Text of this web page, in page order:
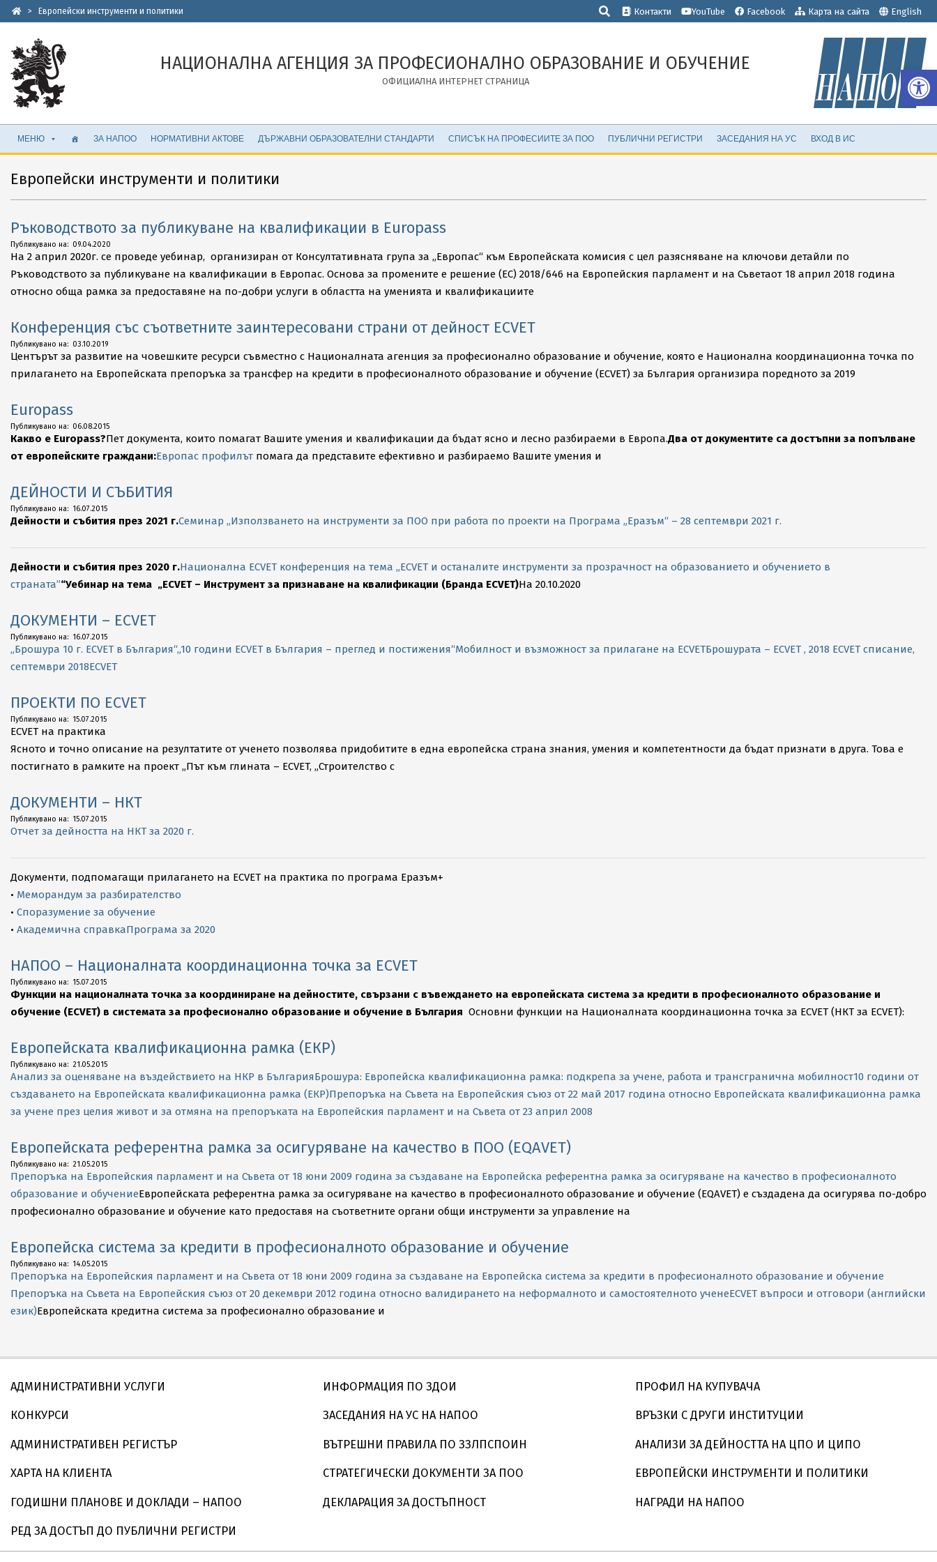
Skip
to
content
> Европейски инструменти и политики
Търсене
Контакти YouTube Facebook Карта на сайта English
НАЦИОНАЛНА АГЕНЦИЯ ЗА ПРОФЕСИОНАЛНО ОБРАЗОВАНИЕ И ОБУЧЕНИЕ
ОФИЦИАЛНА ИНТЕРНЕТ СТРАНИЦА
Secondary
Navigation
ЗА НАПОО НОРМАТИВНИ АКТОВЕ ДЪРЖАВНИ ОБРАЗОВАТЕЛНИ СТАНДАРТИ СПИСЪК НА ПРОФЕСИИТЕ ЗА ПОО ПУБЛИЧНИ РЕГИСТРИ ЗАСЕДАНИЯ НА УС ВХОД В ИС
МЕНЮ
Европейски инструменти и политики
Ръководството за публикуване на квалификации в Europass
2020-
04-
09
Публикувано на: 09.04.2020
На 2 април 2020г. се проведе уебинар, организиран от Консултативната група за „Европас“ към Европейската комисия с цел разясняване на ключови детайли по
Ръководството за публикуване на квалификации в Европас. Основа за промените е решение (ЕС) 2018/646 на Европейския парламент и на Съветаот 18 април 2018 година
относно обща рамка за предоставяне на по-добри услуги в областта на уменията и квалификациите
Конференция със съответните заинтересовани страни от дейност ECVET
2019-
10-
03
Публикувано на: 03.10.2019
Центърът за развитие на човешките ресурси съвместно с Националната агенция за професионално образование и обучение, която е Национална координационна точка по
прилагането на Европейската препоръка за трансфер на кредити в професионалното образование и обучение (ECVET) за България организира поредното за 2019
Europass
2015-
08-
06
Публикувано на: 06.08.2015
Какво е Europass?Пет документа, които помагат Вашите умения и квалификации да бъдат ясно и лесно разбираеми в Европа.Два от документите са достъпни за попълване
от европейските граждани:Европас профилът помага да представите ефективно и разбираемо Вашите умения и
ДЕЙНОСТИ И СЪБИТИЯ
2015-
07-
16
Публикувано на: 16.07.2015
Дейности и събития през 2021 г.Семинар „Използването на инструменти за ПОО при работа по проекти на Програма „Еразъм“ – 28 септември 2021 г.
Дейности и събития през 2020 г.Национална ЕCVET конференция на тема „ECVET и останалите инструменти за прозрачност на образованието и обучението в
страната”“Уебинар на тема „ECVET – Инструмент за признаване на квалификации (Бранда ECVET)На 20.10.2020
ДОКУМЕНТИ – ECVET
2015-
07-
16
Публикувано на: 16.07.2015
„Брошура 10 г. ECVET в България“„10 години ECVET в България – преглед и постижения“Мобилност и възможност за прилагане на ECVETБрошурата – ECVET , 2018 ECVET списание,
септември 2018ECVET
ПРОЕКТИ ПО ECVET
2015-
07-
15
Публикувано на: 15.07.2015
ECVET на практика
Ясното и точно описание на резултатите от ученето позволява придобитите в една европейска страна знания, умения и компетентности да бъдат признати в друга. Това е
постигнато в рамките на проект „Път към глината – ECVET, „Строителство с
ДОКУМЕНТИ – НКТ
2015-
07-
15
Публикувано на: 15.07.2015
Отчет за дейността на НКТ за 2020 г.
Документи, подпомагащи прилагането на ECVET на практика по програма Еразъм+
• Меморандум за разбирателство
• Споразумение за обучение
• Академична справкаПрограма за 2020
НАПОО – Националната координационна точка за ECVET
2015-
07-
15
Публикувано на: 15.07.2015
Функции на националната точка за координиране на дейностите, свързани с въвеждането на европейската система за кредити в професионалното образование и
обучение (ECVET) в системата за професионално образование и обучение в България Основни функции на Националната координационна точка за ECVET (НКТ за ECVET):
Европейската квалификационна рамка (ЕКР)
2015-
05-
21
Публикувано на: 21.05.2015
Анализ за оценяване на въздействието на НКР в БългарияБрошура: Европейска квалификационна рамка: подкрепа за учене, работа и трансгранична мобилност10 години от
създаването на Европейската квалификационна рамка (ЕКР)Препоръка на Съвета на Европейския съюз от 22 май 2017 година относно Европейската квалификационна рамка
за учене през целия живот и за отмяна на препоръката на Европейския парламент и на Съвета от 23 април 2008
Европейската референтна рамка за осигуряване на качество в ПОО (EQAVET)
2015-
05-
21
Публикувано на: 21.05.2015
Препоръка на Европейския парламент и на Съвета от 18 юни 2009 година за създаване на Европейска референтна рамка за осигуряване на качество в професионалното
образование и обучениеЕвропейската референтна рамка за осигуряване на качество в професионалното образование и обучение (EQAVET) е създадена да осигурява по-добро
професионално образование и обучение като предоставя на съответните органи общи инструменти за управление на
Европейска система за кредити в професионалното образование и обучение
2015-
05-
14
Публикувано на: 14.05.2015
Препоръка на Европейския парламент и на Съвета от 18 юни 2009 година за създаване на Европейска система за кредити в професионалното образование и обучение
Препоръка на Съвета на Европейския съюз от 20 декември 2012 година относно валидирането на неформалното и самостоятелното ученеECVET въпроси и отговори (английски
език)Европейската кредитна система за професионално образование и
АДМИНИСТРАТИВНИ УСЛУГИ
КОНКУРСИ
АДМИНИСТРАТИВЕН РЕГИСТЪР
ХАРТА НА КЛИЕНТА
ГОДИШНИ ПЛАНОВЕ И ДОКЛАДИ – НАПОО
РЕД ЗА ДОСТЪП ДО ПУБЛИЧНИ РЕГИСТРИ
ИНФОРМАЦИЯ ПО ЗДОИ
ЗАСЕДАНИЯ НА УС НА НАПОО
ВЪТРЕШНИ ПРАВИЛА ПО ЗЗЛПСПОИН
СТРАТЕГИЧЕСКИ ДОКУМЕНТИ ЗА ПОО
ДЕКЛАРАЦИЯ ЗА ДОСТЪПНОСТ
ПРОФИЛ НА КУПУВАЧА
ВРЪЗКИ С ДРУГИ ИНСТИТУЦИИ
АНАЛИЗИ ЗА ДЕЙНОСТТА НА ЦПО И ЦИПО
ЕВРОПЕЙСКИ ИНСТРУМЕНТИ И ПОЛИТИКИ
НАГРАДИ НА НАПОО